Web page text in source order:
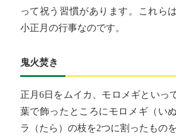
って祝う習慣があります。これら
小正月の行事なのです。
鬼火焚き
正月6日をムイカ、モロメギといっ
葉で飾ったところにモロメギ（い
ラ（たら）の枝を2つに割ったものを